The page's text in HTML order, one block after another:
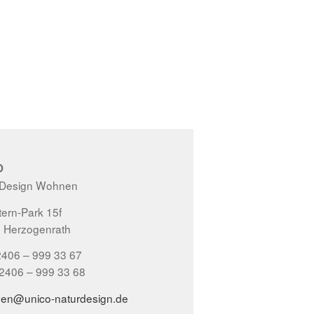
Wohnen
Park 15f
– 999 33 67
– 999 33 68
naturdesign.de